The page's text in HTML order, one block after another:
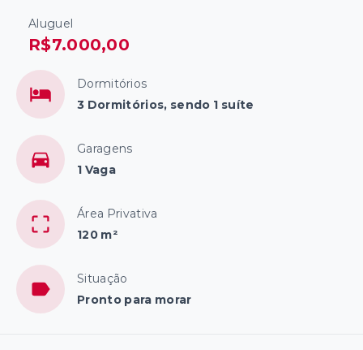
Aluguel
R$7.000,00
Dormitórios
3 Dormitórios, sendo 1 suíte
Garagens
1 Vaga
Área Privativa
120 m²
Situação
Pronto para morar